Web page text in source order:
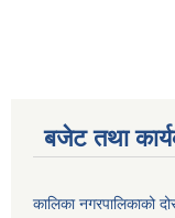
बजेट तथा
कालिका नगरपालिकाको